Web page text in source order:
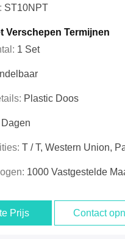
ST10NPT
Verschepen Termijnen
1 Set
Plastic Doos
T / T, Western Union,
1000 Vastgestelde
Prijs Contact